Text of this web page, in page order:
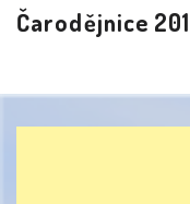
Čarodějnice